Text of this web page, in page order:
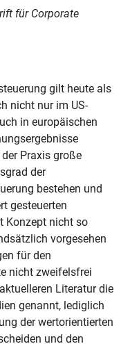
für Corporate
gilt heute als
nicht nur im US-
in europäischen
Praxis große
der
bestehen und
gesteuerten
Konzept nicht so
vorgesehen
für den
nicht zweifelsfrei
Literatur die
genannt, lediglich
der wertorientierten
und den